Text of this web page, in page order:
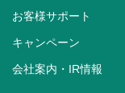
お客様サポート
キャンペーン
会社案内・IR情報